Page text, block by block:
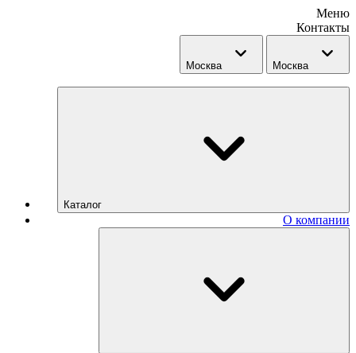
Меню
Контакты
Москва Москва
Каталог
О компании